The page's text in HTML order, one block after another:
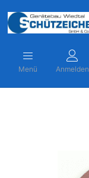
Menü Anmelden